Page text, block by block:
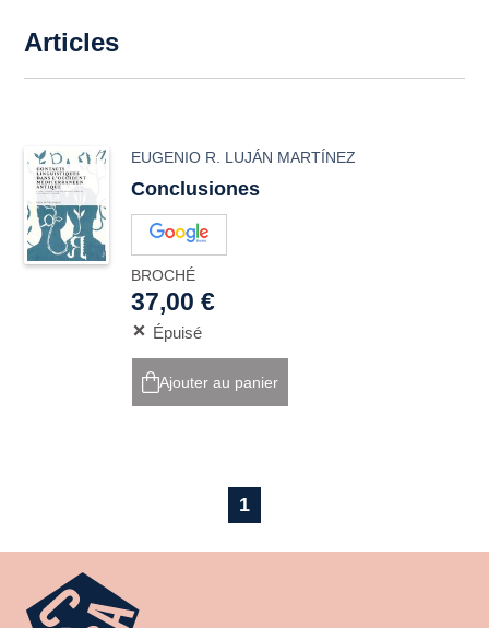
Articles
EUGENIO R. LUJÁN MARTÍNEZ
Conclusiones
BROCHÉ
37,00 €
Épuisé
Ajouter au panier
1